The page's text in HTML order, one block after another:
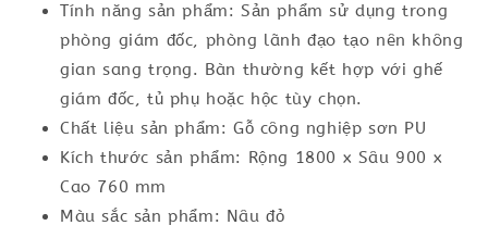
Tính năng sản phẩm: Sản phẩm sử dụng trong
phòng giám đốc, phòng lãnh đạo tạo nên không
gian sang trọng. Bàn thường kết hợp với ghế
giám đốc, tủ phụ hoặc hộc tùy chọn.
Chất liệu sản phẩm: Gỗ công nghiệp sơn PU
Kích thước sản phẩm: Rộng 1800 x Sâu 900 x
Cao 760 mm
Màu sắc sản phẩm: Nâu đỏ